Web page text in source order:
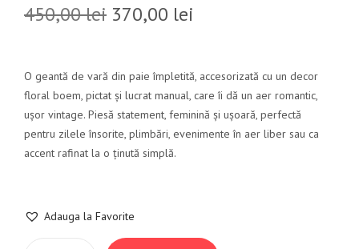
450,00lei 370,00 lei
O geantă de vară din paie împletită, accesorizată cu un decor
floral boem, pictat și lucrat manual, care îi dă un aer romantic,
ușor vintage. Piesă statement, feminină și ușoară, perfectă
pentru zilele însorite, plimbări, evenimente în aer liber sau ca
accent rafinat la o ținută simplă.
Adauga la Favorite